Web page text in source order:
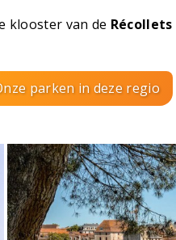
klooster van de Récollets
parken in deze regio